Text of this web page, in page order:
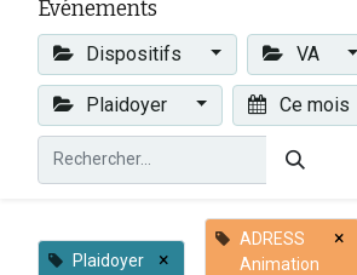
Événements
Dispositifs VA
Plaidoyer Ce mois
Plaidoyer ×
ADRESS
Animation
×